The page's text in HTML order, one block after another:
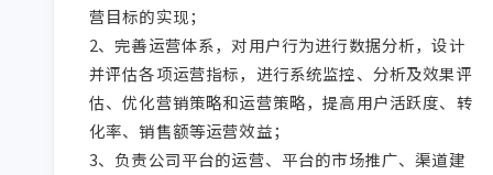
营目标的实现；
2、完善运营体系，对用户行为进行数据分析，设计
并评估各项运营指标，进行系统监控、分析及效果评
估、优化营销策略和运营策略，提高用户活跃度、转
化率、销售额等运营效益；
3、负责公司平台的运营、平台的市场推广、渠道建